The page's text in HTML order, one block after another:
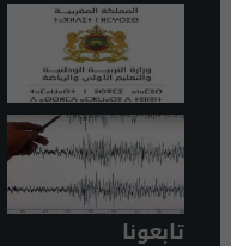
تابعونا